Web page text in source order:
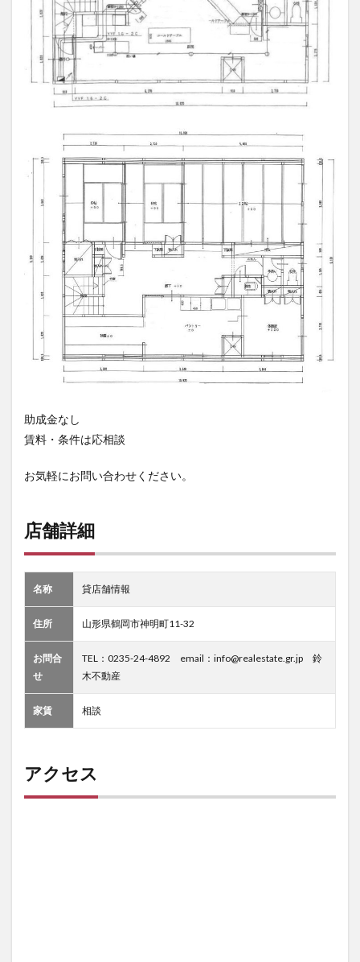
助成金なし
賃料・条件は応相談
お気軽にお問い合わせください。
店舗詳細
名称 貸店舗情報
住所 山形県鶴岡市神明町11-32
お問合
せ
TEL：0235-24-4892 email：info@realestate.gr.jp 鈴
木不動産
家賃 相談
アクセス